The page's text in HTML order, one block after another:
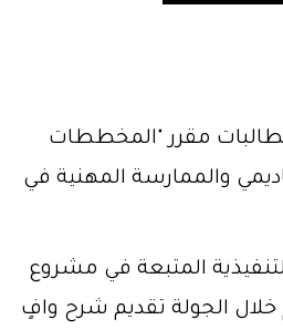
مقرر "المخططات
والممارسة المهنية في
المتبعة في مشروع
الجولة تقديم شرح وافٍ